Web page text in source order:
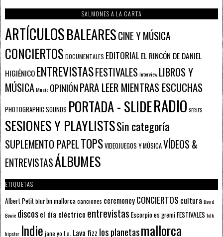
SALMONES A LA CARTA
ARTÍCULOSBALEARESCINE Y MÚSICA
CONCIERTOS DOCUMENTALES EDITORIALEL RINCÓN DE DANIEL
HIGIÉNICOENTREVISTASFESTIVALESInterview LIBROS Y
MÚSICAMusic OPINIÓNPARA LEER MIENTRAS ESCUCHAS
PHOTOGRAPHIC SOUNDS PORTADA - SLIDERADIO SERIES
SESIONES Y PLAYLISTSSin categoría
SUPLEMENTO PAPELTOPSVIDEOJUEGOS Y MÚSICAVÍDEOS &
ENTREVISTASÁLBUMES
ETIQUETAS
Albert Petitblurbn mallorcacanciones ceremoneyCONCIERTOS cultura David
Bowie discosel día eléctrico entrevistas Escorpioes gremiFESTIVALES folk
hipster Indie jane yo l.a. Lava fizz los planetasmallorca